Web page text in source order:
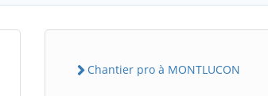
Chantier pro à MONTLUCON